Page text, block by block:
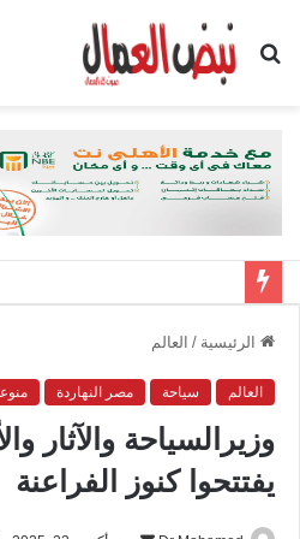
بحث
الرئيسية / العالم
العالم سياحة مصر النهاردة
وزيرالسياحة والآثار
يفتتحوا كنوز الفراعنة